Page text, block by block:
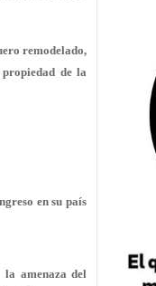
remodelado,
de la
en su país
la amenaza del